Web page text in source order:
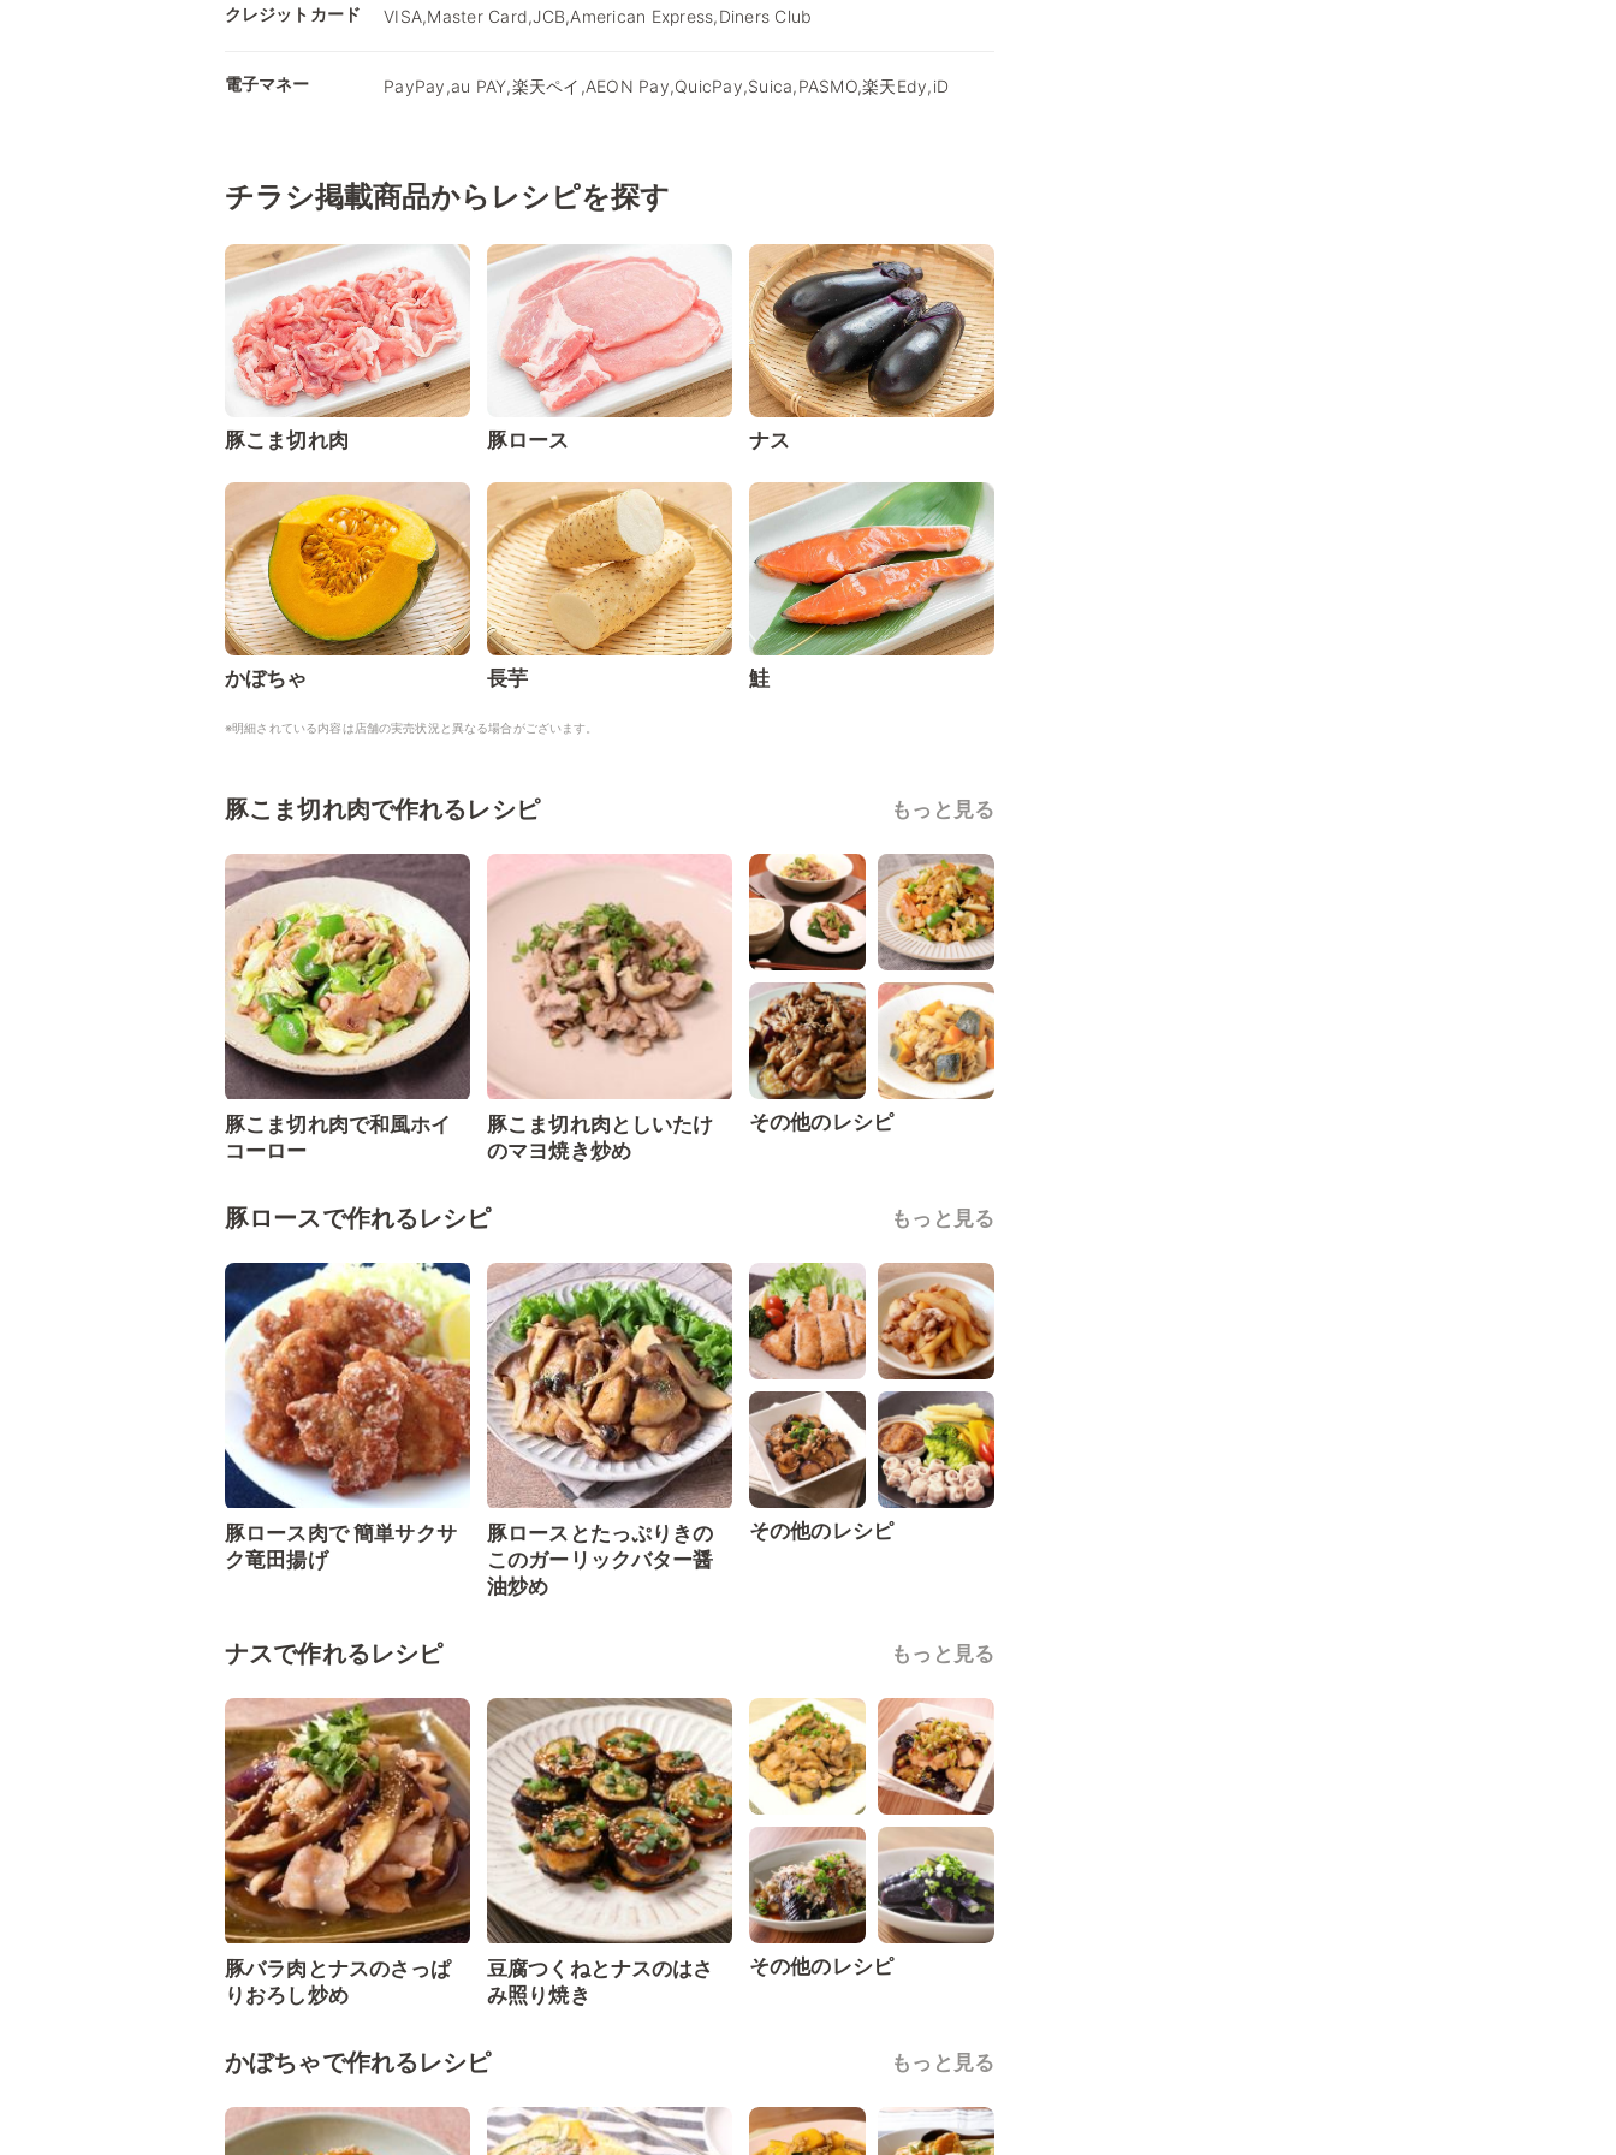
クレジットカード VISA,Master Card,JCB,American Express,Diners Club
電子マネー PayPay,au PAY,楽天ペイ,AEON Pay,QuicPay,Suica,PASMO,楽天Edy,iD
チラシ掲載商品からレシピを探す
豚こま切れ肉 豚ロース ナス
かぼちゃ 長芋 鮭
※明細されている内容は店舗の実売状況と異なる場合がございます。
豚こま切れ肉で作れるレシピ もっと見る
豚こま切れ肉で和風ホイ
コーロー
豚こま切れ肉としいたけ
のマヨ焼き炒め
その他のレシピ
豚ロースで作れるレシピ もっと見る
豚ロース肉で 簡単サクサ
ク竜田揚げ
豚ロースとたっぷりきの
このガーリックバター醤
油炒め
その他のレシピ
ナスで作れるレシピ もっと見る
豚バラ肉とナスのさっぱ
りおろし炒め
豆腐つくねとナスのはさ
み照り焼き
その他のレシピ
かぼちゃで作れるレシピ もっと見る